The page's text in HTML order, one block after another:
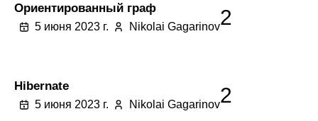
Ориентированный граф
5 июня 2023 г. Nikolai Gagarinov2
Hibernate
5 июня 2023 г. Nikolai Gagarinov2